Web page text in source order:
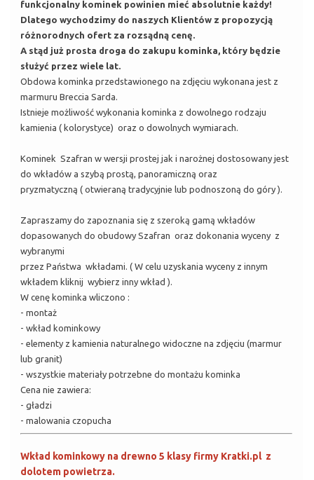
funkcjonalny kominek powinien mieć absolutnie każdy!
Dlatego wychodzimy do naszych Klientów z propozycją
różnorodnych ofert za rozsądną cenę.
A stąd już prosta droga do zakupu kominka, który będzie
służyć przez wiele lat.
Obdowa kominka przedstawionego na zdjęciu wykonana jest z
marmuru Breccia Sarda.
Istnieje możliwość wykonania kominka z dowolnego rodzaju
kamienia ( kolorystyce) oraz o dowolnych wymiarach.
Kominek Szafran w wersji prostej jak i narożnej dostosowany jest
do wkładów a szybą prostą, panoramiczną oraz
pryzmatyczną ( otwieraną tradycyjnie lub podnoszoną do góry ).
Zapraszamy do zapoznania się z szeroką gamą wkładów
dopasowanych do obudowy Szafran oraz dokonania wyceny z
wybranymi
przez Państwa wkładami. ( W celu uzyskania wyceny z innym
wkładem kliknij wybierz inny wkład ).
W cenę kominka wliczono :
- montaż
- wkład kominkowy
- elementy z kamienia naturalnego widoczne na zdjęciu (marmur
lub granit)
- wszystkie materiały potrzebne do montażu kominka
Cena nie zawiera:
- gładzi
- malowania czopucha
Wkład kominkowy na drewno 5 klasy firmy Kratki.pl z
dolotem powietrza.